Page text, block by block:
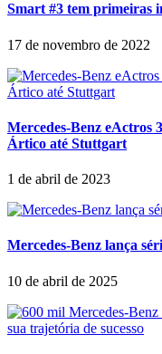
Smart #3 tem primeiras
17 de novembro de 2022
Mercedes-Benz eActros
Ártico até Stuttgart
1 de abril de 2023
Mercedes-Benz lança
10 de abril de 2025